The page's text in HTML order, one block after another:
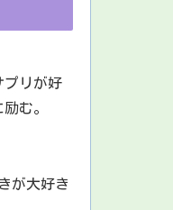
プリが好
む。
が大好き